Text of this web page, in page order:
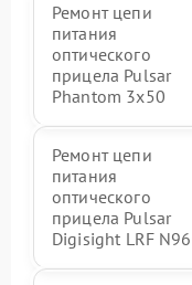
Ремонт цепи
питания
оптического
прицела Pulsar
Phantom 3x50
Ремонт цепи
питания
оптического
прицела Pulsar
Digisight LRF